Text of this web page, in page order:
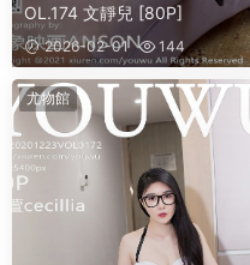
OL.174 文靜兒 [80P]
2026-02-01 144
尤物館